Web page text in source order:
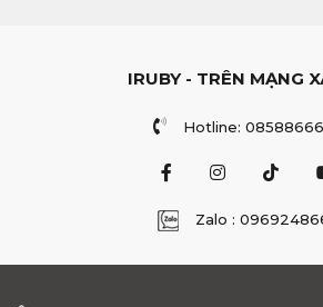
IRUBY - TRÊN MẠNG
Hotline:
Zalo :